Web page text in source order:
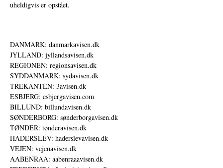
uheldigvis er opstået.
DANMARK: danmarkavisen.dk
JYLLAND: jyllandsavisen.dk
REGIONEN: regionsavisen.dk
SYDDANMARK: sydavisen.dk
TREKANTEN: 3avisen.dk
ESBJERG: esbjergavisen.com
BILLUND: billundavisen.dk
SØNDERBORG: sønderborgavisen.dk
TØNDER: tønderavisen.dk
HADERSLEV: haderslevavisen.dk
VEJEN: vejenavisen.dk
AABENRAA: aabenraaavisen.dk